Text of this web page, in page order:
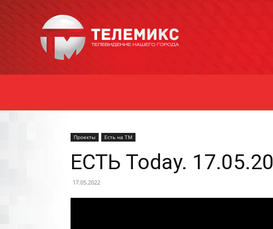
Уссурийска
Проекты Есть на ТМ
ЕСТЬ Today.
17.05.2022